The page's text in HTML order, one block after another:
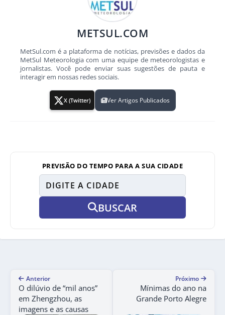
METSUL.COM
MetSul.com é a plataforma de notícias, previsões e dados da
MetSul Meteorologia com uma equipe de meteorologistas e
jornalistas. Você pode enviar suas sugestões de pauta e
interagir em nossas redes sociais.
X (Twitter) Ver Artigos Publicados
PREVISÃO DO TEMPO PARA A SUA CIDADE
BUSCAR
Anterior
O dilúvio de “mil anos”
em Zhengzhou, as
imagens e as causas
Próximo
Mínimas do ano na
Grande Porto Alegre